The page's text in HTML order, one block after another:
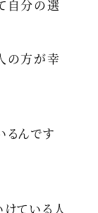
自分の選
の方が幸
るんです
ている人